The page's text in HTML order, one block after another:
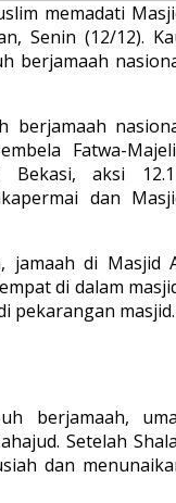
memadati
Senin (12/12).
berjamaah
berjamaah
Fatwa-
Bekasi, aksi
dan
jamaah di Masjid
di dalam
pekarangan masjid.
berjamaah,
Setelah
dan